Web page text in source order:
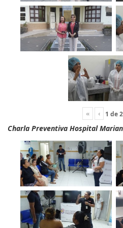
« ‹ 1 de2
Charla Preventiva Hospital